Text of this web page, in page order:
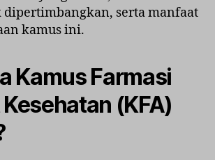
serta manfaat
kamus ini.
Kamus Farmasi
(KFA)